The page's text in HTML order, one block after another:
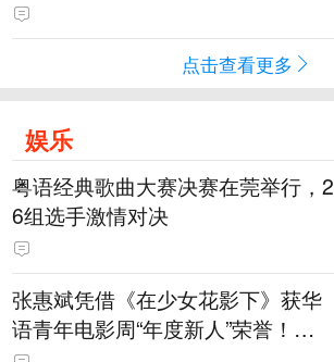
点击查看更多
娱乐
粤语经典歌曲大赛决赛在莞举行，2
6组选手激情对决
张惠斌凭借《在少女花影下》获华
语青年电影周“年度新人”荣誉！该